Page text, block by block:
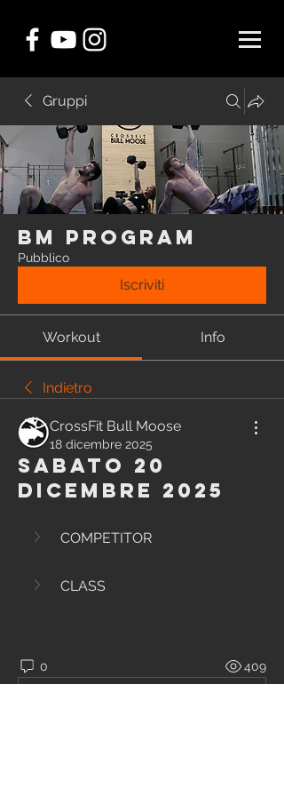
Gruppi
BM Program
Pubblico
Iscriviti
Workout Info
Indietro
CrossFit Bull Moose
18 dicembre 2025
Sabato 20
Dicembre 2025
COMPETITOR
CLASS
0 409